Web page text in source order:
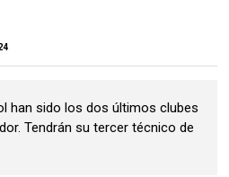
han sido los dos últimos clubes
Tendrán su tercer técnico de